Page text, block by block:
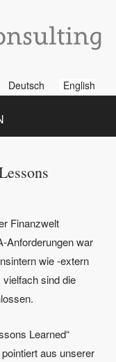
Deutsch English
Finanzwelt
Anforderungen war
wie -extern
sind die
Learned“
aus unserer